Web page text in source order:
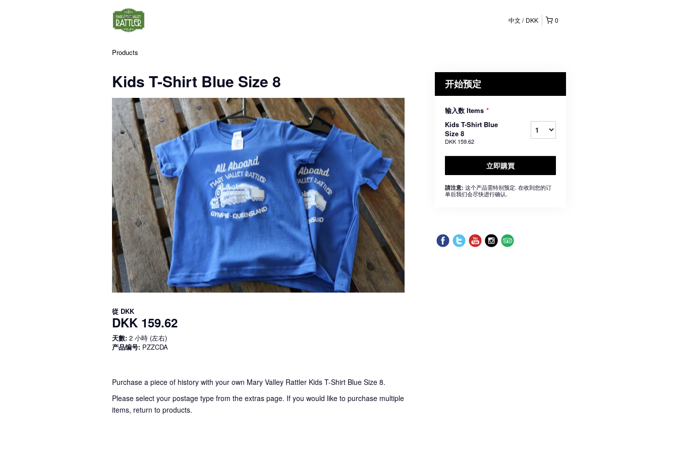
0
中文 DKK
Products
Kids T-Shirt Blue Size 8
從 DKK
DKK 159.62
天數: 2 小時 (左右)
产品编号: PZZCDA
Purchase a piece of history with your own Mary Valley Rattler Kids T-Shirt Blue Size 8.
Please select your postage type from the extras page. If you would like to purchase multiple
items, return to products.
开始预定
输入数 Items *
Kids T-Shirt Blue
Size 8
DKK 159.62
立即購買
請注意: 这个产品需特别预定. 在收到您的订
单后我们会尽快进行确认.